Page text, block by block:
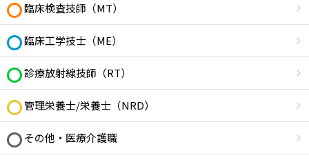
臨床検査技師（MT）
臨床工学技士（ME）
診療放射線技師（RT）
管理栄養士/栄養士（NRD）
その他・医療介護職